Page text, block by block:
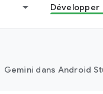
Développer
Gemini dans Android